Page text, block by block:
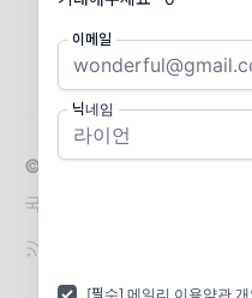
이메일
닉네임
[필수] 메일리 이용약관
트 중인 모상실
© 2026 모상실 레터
국내외 모빌리티 소식과 인